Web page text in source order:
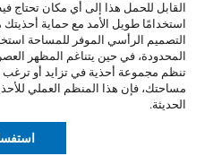
القابل للحمل هذا إلى أي مكان تحتاج
استخدامًا طويل الأمد مع حماية أحذيتك
التصميم الرأسي الموفر للمساحة
المحدودة، في حين يتناغم المظهر
تنظم مجموعة أحذية في تزايد أو
مساحتك، فإن هذا المنظم العملي
الحديثة.